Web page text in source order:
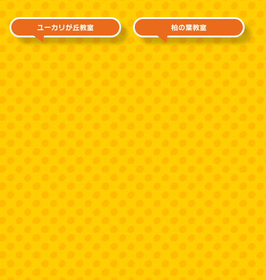
ユーカリが丘教室 柏の葉教室